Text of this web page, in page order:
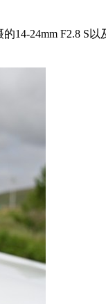
24mm F2.8 S以